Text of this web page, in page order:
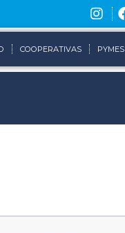
COOPERATIVAS PYMES